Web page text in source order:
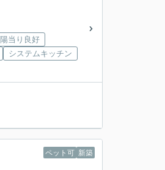
陽当り良好
システムキッチン
ペット可 新築